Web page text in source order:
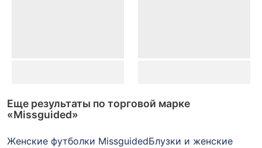
Еще результаты по торговой марке
«Missguided»
Женские футболки MissguidedБлузки и женские